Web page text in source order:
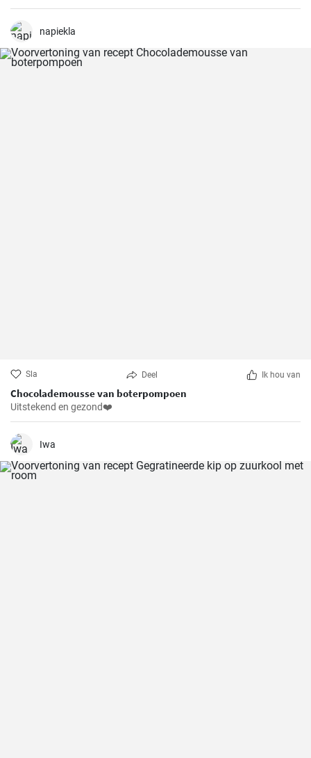
napiekla
Sla Deel Ik hou van
Chocolademousse van boterpompoen
Uitstekend en gezond❤️
Iwa